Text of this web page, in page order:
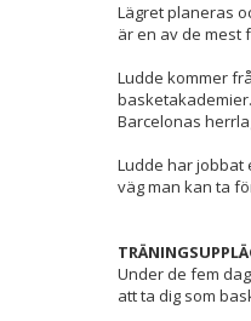
Lägret planeras
är en av de mest
Ludde kommer
Barcelonas
Ludde har jobbat
väg man kan ta
Under de fem
att ta dig som